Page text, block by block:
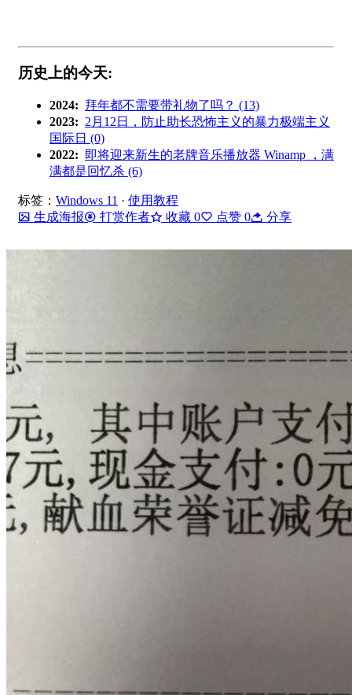
历史上的今天:
2024: 拜年都不需要带礼物了吗？ (13)
2023: 2月12日，防止助长恐怖主义的暴力极端主义
国际日 (0)
2022:
即将迎来新生的老牌音乐播放器 Winamp ，满
满都是回忆杀 (6)
标签： Windows 11 · 使用教程
生成海报
打赏作者 收藏 0 点赞 0 分享